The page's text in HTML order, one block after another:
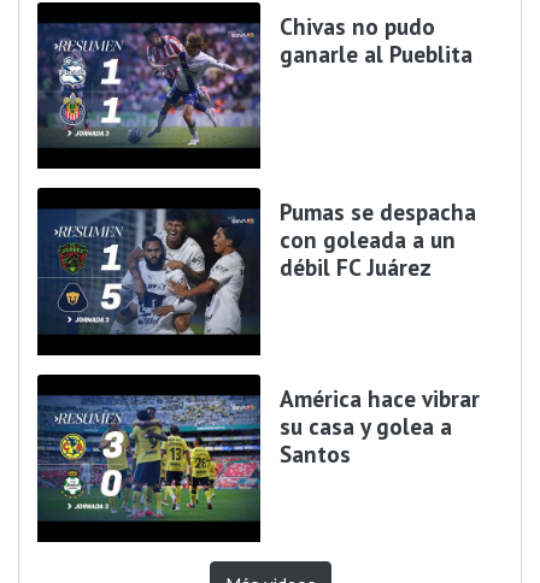
Chivas no pudo
ganarle al Pueblita
Pumas se despacha
con goleada a un
débil FC Juárez
América hace vibrar
su casa y golea a
Santos